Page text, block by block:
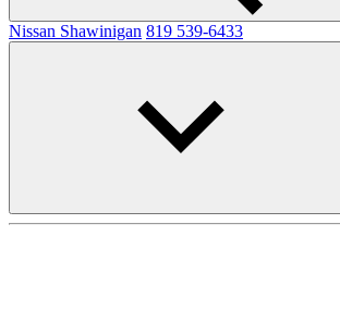
Nissan Shawinigan 819 539-6433